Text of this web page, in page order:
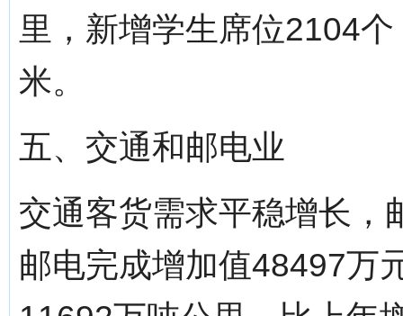
里，新增学生席位2104
米。
五、交通和邮电业
交通客货需求平稳增长，
邮电完成增加值48497万